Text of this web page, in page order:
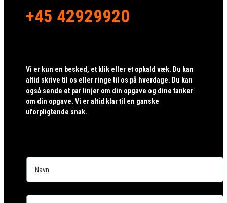
+45 42929920
Vi er kun en besked, et klik eller et opkald væk. Du kan
altid skrive til os eller ringe til os på hverdage. Du kan
også sende et par linjer om din opgave og dine tanker
om din opgave. Vi er altid klar til en ganske
uforpligtende snak.